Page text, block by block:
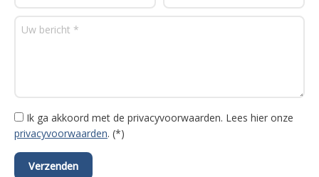
Ik ga akkoord met de privacyvoorwaarden. Lees hier onze
privacyvoorwaarden. (*)